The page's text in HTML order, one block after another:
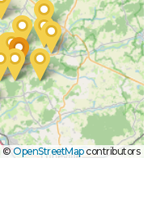
© OpenStreetMapcontributors